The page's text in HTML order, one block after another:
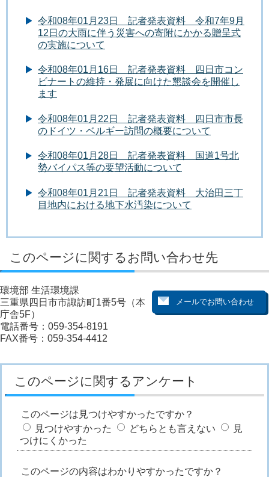
令和08年01月23日 記者発表資料 令和7年9月
12日の大雨に伴う災害への寄附にかかる贈呈式
の実施について
令和08年01月16日 記者発表資料 四日市コン
ビナートの維持・発展に向けた懇談会を開催し
ます
令和08年01月22日 記者発表資料 四日市市長
のドイツ・ベルギー訪問の概要について
令和08年01月28日 記者発表資料 国道1号北
勢バイパス等の要望活動について
令和08年01月21日 記者発表資料 大治田三丁
目地内における地下水汚染について
このページに関するお問い合わせ先
環境部 生活環境課
三重県四日市市諏訪町1番5号（本
庁舎5F）
電話番号：059-354-8191
FAX番号：059-354-4412
このページに関するアンケート
このページは見つけやすかったですか？
見つけやすかった
どちらとも言えない
見
つけにくかった
このページの内容はわかりやすかったですか？